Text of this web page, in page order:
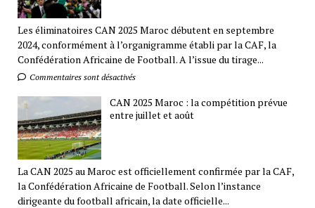
Les éliminatoires CAN 2025 Maroc débutent en septembre
2024, conformément à l’organigramme établi par la CAF, la
Confédération Africaine de Football. A l’issue du tirage...
Commentaires sont désactivés
CAN 2025 Maroc : la compétition prévue
entre juillet et août
La CAN 2025 au Maroc est officiellement confirmée par la CAF,
la Confédération Africaine de Football. Selon l’instance
dirigeante du football africain, la date officielle...